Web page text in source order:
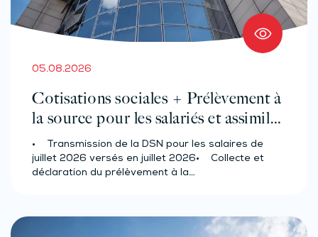
05.08.2026
Cotisations sociales + Prélèvement à
la source pour les salariés et assimilés
(effectif d’au moins 50 salariés)
• Transmission de la DSN pour les salaires de
juillet 2026 versés en juillet 2026• Collecte et
déclaration du prélèvement à la…